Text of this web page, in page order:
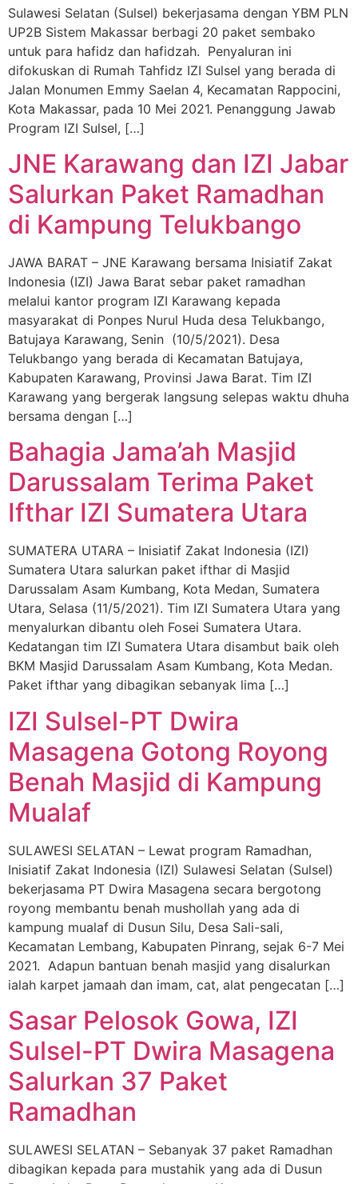
Sulawesi Selatan (Sulsel) bekerjasama dengan YBM PLN
UP2B Sistem Makassar berbagi 20 paket sembako
untuk para hafidz dan hafidzah. Penyaluran ini
difokuskan di Rumah Tahfidz IZI Sulsel yang berada di
Jalan Monumen Emmy Saelan 4, Kecamatan Rappocini,
Kota Makassar, pada 10 Mei 2021. Penanggung Jawab
Program IZI Sulsel, […]
JNE Karawang dan IZI Jabar
Salurkan Paket Ramadhan
di Kampung Telukbango
JAWA BARAT – JNE Karawang bersama Inisiatif Zakat
Indonesia (IZI) Jawa Barat sebar paket ramadhan
melalui kantor program IZI Karawang kepada
masyarakat di Ponpes Nurul Huda desa Telukbango,
Batujaya Karawang, Senin (10/5/2021). Desa
Telukbango yang berada di Kecamatan Batujaya,
Kabupaten Karawang, Provinsi Jawa Barat. Tim IZI
Karawang yang bergerak langsung selepas waktu dhuha
bersama dengan […]
Bahagia Jama’ah Masjid
Darussalam Terima Paket
Ifthar IZI Sumatera Utara
SUMATERA UTARA – Inisiatif Zakat Indonesia (IZI)
Sumatera Utara salurkan paket ifthar di Masjid
Darussalam Asam Kumbang, Kota Medan, Sumatera
Utara, Selasa (11/5/2021). Tim IZI Sumatera Utara yang
menyalurkan dibantu oleh Fosei Sumatera Utara.
Kedatangan tim IZI Sumatera Utara disambut baik oleh
BKM Masjid Darussalam Asam Kumbang, Kota Medan.
Paket ifthar yang dibagikan sebanyak lima […]
IZI Sulsel-PT Dwira
Masagena Gotong Royong
Benah Masjid di Kampung
Mualaf
SULAWESI SELATAN – Lewat program Ramadhan,
Inisiatif Zakat Indonesia (IZI) Sulawesi Selatan (Sulsel)
bekerjasama PT Dwira Masagena secara bergotong
royong membantu benah mushollah yang ada di
kampung mualaf di Dusun Silu, Desa Sali-sali,
Kecamatan Lembang, Kabupaten Pinrang, sejak 6-7 Mei
2021. Adapun bantuan benah masjid yang disalurkan
ialah karpet jamaah dan imam, cat, alat pengecatan […]
Sasar Pelosok Gowa, IZI
Sulsel-PT Dwira Masagena
Salurkan 37 Paket
Ramadhan
SULAWESI SELATAN – Sebanyak 37 paket Ramadhan
dibagikan kepada para mustahik yang ada di Dusun